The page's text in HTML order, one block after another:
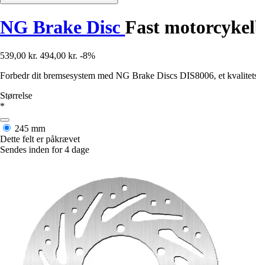
NG Brake Disc Fast
539,00 kr. 494,00 kr. -8%
Forbedr dit bremsesystem med NG Brake Discs DIS8006, et
Størrelse
*
245 mm
Dette felt er påkrævet
Sendes inden for 4 dage